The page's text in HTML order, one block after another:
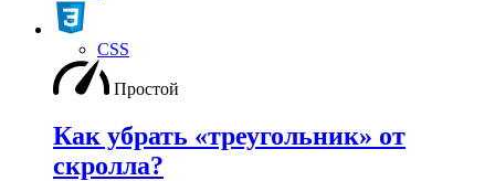
CSS
Простой
Как убрать «треугольник» от
скролла?